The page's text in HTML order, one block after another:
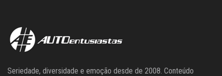
Seriedade, diversidade e emoção desde de 2008. Conteúdo